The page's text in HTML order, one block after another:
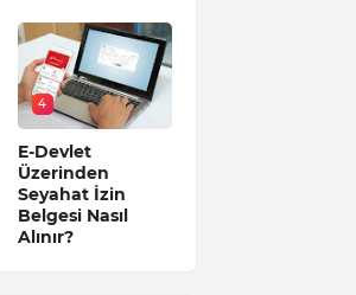
4
E-Devlet
Üzerinden
Seyahat İzin
Belgesi Nasıl
Alınır?